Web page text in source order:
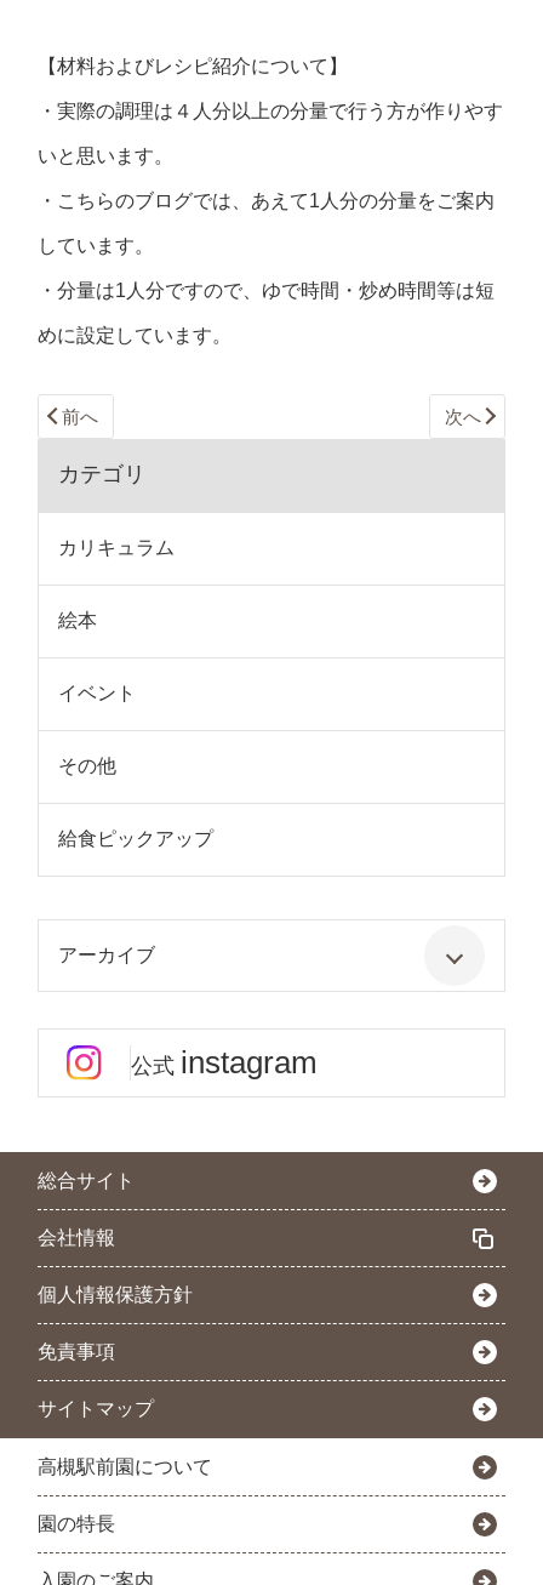
【材料およびレシピ紹介について】
・実際の調理は４人分以上の分量で行う方が作りやす
いと思います。
・こちらのブログでは、あえて1人分の分量をご案内
しています。
・分量は1人分ですので、ゆで時間・炒め時間等は短
めに設定しています。
前へ 次へ
カテゴリ
カリキュラム
絵本
イベント
その他
給食ピックアップ
アーカイブ
公式 instagram
総合サイト
会社情報
個人情報保護方針
免責事項
サイトマップ
高槻駅前園について
園の特長
入園のご案内